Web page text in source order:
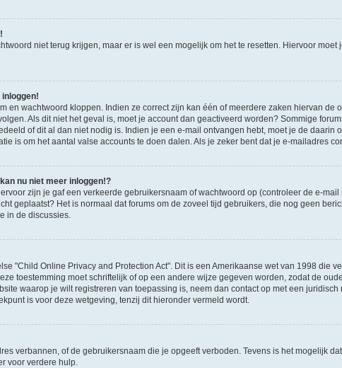
niet terug krijgen, maar er is wel een mogelijk om het te resetten. Hiervoor
inloggen!
en wachtwoord kloppen. Indien ze correct zijn kan één of meerdere zaken hiervan
Als dit niet het geval is, moet je account dan geactiveerd worden? Sommige
of dit al dan niet nodig is. Indien je een e-mail ontvangen hebt, moet je de
is om het aantal valse accounts te doen dalen. Als je zeker bent dat je e-mailadres
nu niet meer inloggen!?
zijn je gaf een verkeerde gebruikersnaam of wachtwoord op (controleer de e-
geplaatst? Het is normaal dat forums om de zoveel tijd gebruikers, die nog geen
in de discussies.
"Child Online Privacy and Protection Act". Dit is een Amerikaanse wet van 1998
toestemming moet schriftelijk of op een andere wijze gegeven worden, zodat de
waarop je wilt registreren van toepassing is, neem dan contact op met een
is voor deze wetgeving, tenzij dit hieronder vermeld wordt.
verbannen, of de gebruikersnaam die je opgeeft verboden. Tevens is het mogelijk
voor verdere hulp.